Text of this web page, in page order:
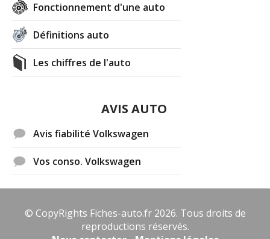
Fonctionnement d'une auto
Définitions auto
Les chiffres de l'auto
AVIS AUTO
Avis fiabilité Volkswagen
Vos conso. Volkswagen
© CopyRights Fiches-auto.fr 2026. Tous droits de
reproductions réservés.